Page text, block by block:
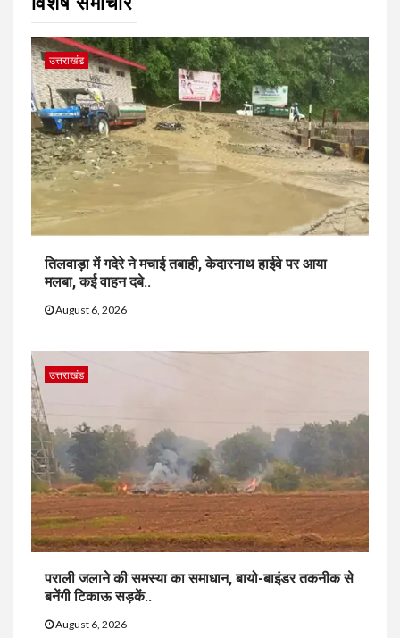
उत्तराखंड
तिलवाड़ा में गदेरे ने मचाई तबाही, केदारनाथ हाईवे पर आया
मलबा, कई वाहन दबे..
August 6, 2026
उत्तराखंड
पराली जलाने की समस्या का समाधान, बायो-बाइंडर तकनीक से
बनेंगी टिकाऊ सड़कें..
August 6, 2026